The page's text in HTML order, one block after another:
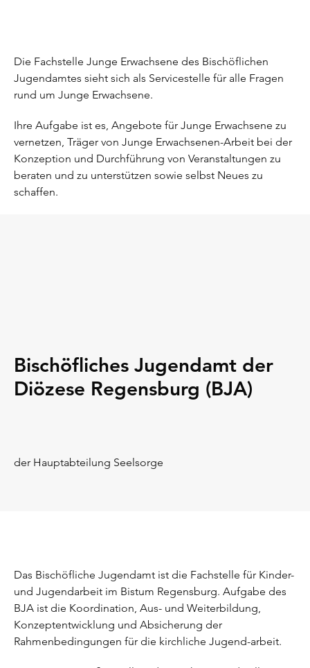
Die Fachstelle Junge Erwachsene des Bischöflichen
Jugendamtes sieht sich als Servicestelle für alle Fragen
rund um Junge Erwachsene.
Ihre Aufgabe ist es, Angebote für Junge Erwachsene zu
vernetzen, Träger von Junge Erwachsenen-Arbeit bei der
Konzeption und Durchführung von Veranstaltungen zu
beraten und zu unterstützen sowie selbst Neues zu
schaffen.
Bischöfliches Jugendamt der
Diözese Regensburg (BJA)
der Hauptabteilung Seelsorge
Das Bischöfliche Jugendamt ist die Fachstelle für Kinder-
und Jugendarbeit im Bistum Regensburg. Aufgabe des
BJA ist die Koordination, Aus- und Weiterbildung,
Konzeptentwicklung und Absicherung der
Rahmenbedingungen für die kirchliche Jugend-arbeit.